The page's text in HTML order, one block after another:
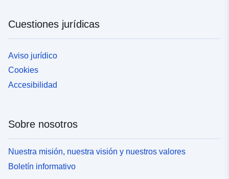
Cuestiones jurídicas
Aviso jurídico
Cookies
Accesibilidad
Sobre nosotros
Nuestra misión, nuestra visión y nuestros valores
Boletín informativo